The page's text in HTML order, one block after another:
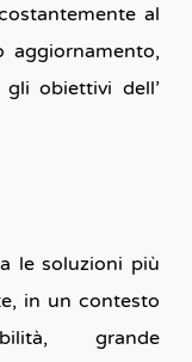
al
obiettivi dell’
le soluzioni più
in un contesto
grande